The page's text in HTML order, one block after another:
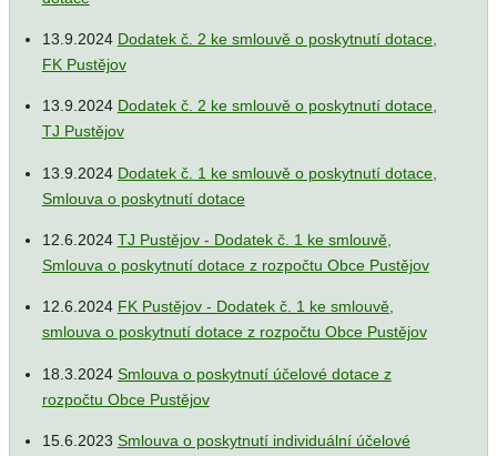
13.9.2024 Dodatek č. 2 ke smlouvě o poskytnutí dotace,
FK Pustějov
13.9.2024 Dodatek č. 2 ke smlouvě o poskytnutí dotace,
TJ Pustějov
13.9.2024 Dodatek č. 1 ke smlouvě o poskytnutí dotace,
Smlouva o poskytnutí dotace
12.6.2024 TJ Pustějov - Dodatek č. 1 ke smlouvě,
Smlouva o poskytnutí dotace z rozpočtu Obce Pustějov
12.6.2024 FK Pustějov - Dodatek č. 1 ke smlouvě,
smlouva o poskytnutí dotace z rozpočtu Obce Pustějov
18.3.2024 Smlouva o poskytnutí účelové dotace z
rozpočtu Obce Pustějov
15.6.2023 Smlouva o poskytnutí individuální účelové